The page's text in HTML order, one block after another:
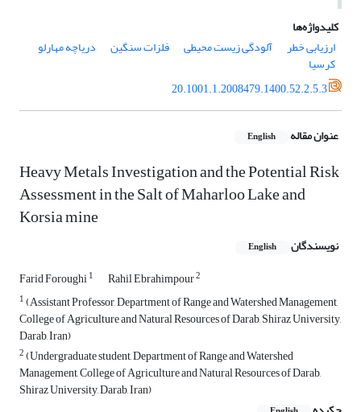
کلیدواژه‌ها
ارزیابی خطر
آلودگی زیست محیطی فلزات سنگین دریاچه مهارلو
کرسیا
20.1001.1.2008479.1400.52.2.5.3
عنوان مقاله English
Heavy Metals Investigation and the Potential Risk
Assessment in the Salt of Maharloo Lake and
Korsia mine
نویسندگان English
Farid Foroughi1 Rahil Ebrahimpour2
1(Assistant Professor, Department of Range and Watershed Management,
College of Agriculture and Natural Resources of Darab, Shiraz University,
Darab, Iran)
2(Undergraduate student, Department of Range and Watershed
Management, College of Agriculture and Natural Resources of Darab,
Shiraz University, Darab, Iran)